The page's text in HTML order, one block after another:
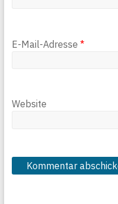
E-Mail-Adresse *
Website